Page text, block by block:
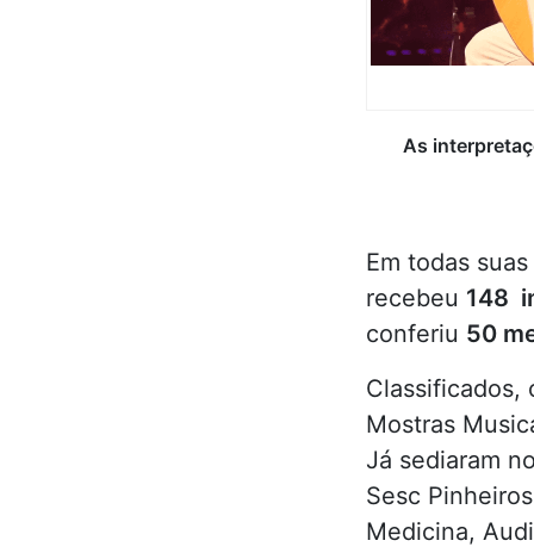
As
Em todas
recebeu 148
conferiu 50
Classificados,
Mostras
Já sediaram
Sesc
Medicina,